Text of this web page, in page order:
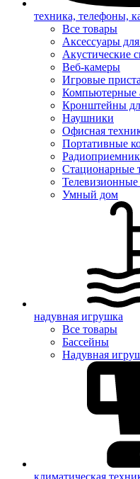
техника, телефоны,
Все товары
Аксессуары
Акустические
Веб-камеры
Игровые
Компьютерные
Кронштейны
Наушники
Офисная
Портативные
Стационарные
Умный дом
надувная игрушка
Все товары
Бассейны
Надувная
климатическая